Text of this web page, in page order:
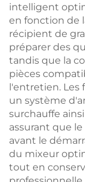
intelligent
en fonction de
récipient de
préparer des
tandis que la
pièces
l'entretien. Les
un système
surchauffe
assurant que
avant le
du mixeur
tout en